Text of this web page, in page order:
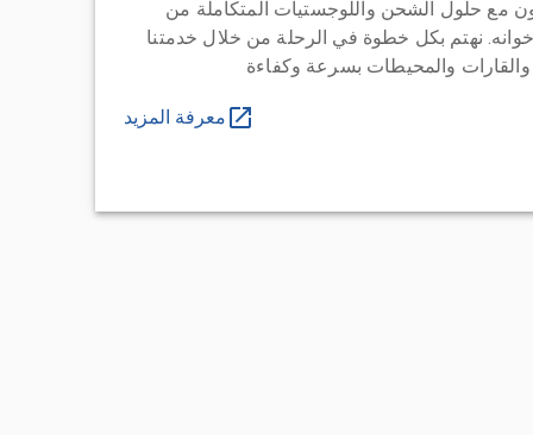
مع حلول الشحن واللوجستيات المتكاملة من
نهتم بكل خطوة في الرحلة من خلال خدمتنا
والقارات والمحيطات بسرعة وكفاءة
معرفة المزيد